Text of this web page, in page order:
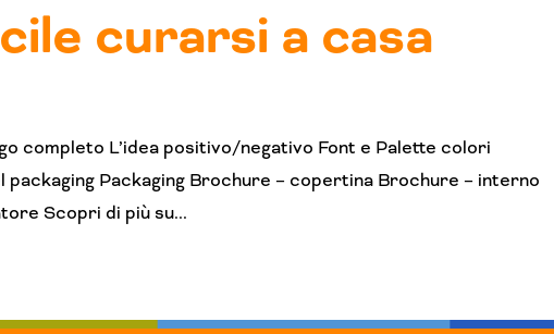
curarsi a casa
completo L’idea positivo/negativo Font e Palette colori
packaging Packaging Brochure – copertina Brochure – interno
Scopri di più su...